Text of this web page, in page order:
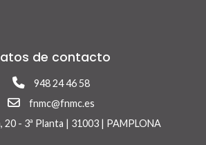
de contacto
948 24 46 58
fnmc@fnmc.es
20 - 3ª Planta | 31003 | PAMPLONA